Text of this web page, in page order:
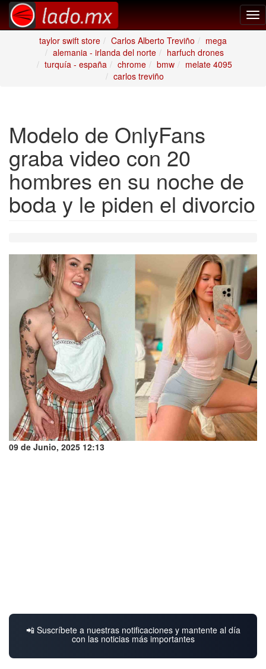
taylor swift store
Carlos Alberto Treviño
mega
alemania - irlanda del norte
harfuch drones
turquía - españa
chrome bmw
melate 4095
carlos treviño
Modelo de OnlyFans
graba video con 20
hombres en su noche de
boda y le piden el divorcio
09 de Junio, 2025 12:13
📲 Suscríbete a nuestras notificaciones y mantente al día
con las noticias más importantes